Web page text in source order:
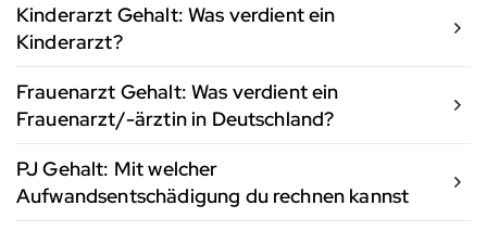
Kinderarzt Gehalt: Was verdient ein
Kinderarzt?
Frauenarzt Gehalt: Was verdient ein
Frauenarzt/-ärztin in Deutschland?
PJ Gehalt: Mit welcher
Aufwandsentschädigung du rechnen kannst